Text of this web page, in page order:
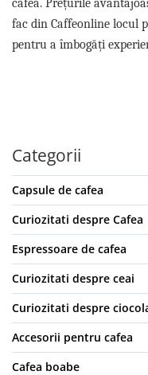
fac din Caffeonline locul
pentru a îmbogăți
Categorii
Capsule de cafea
Curiozitati despre Cafea
Espressoare de cafea
Curiozitati despre ceai
Curiozitati despre
Accesorii pentru cafea
Cafea boabe